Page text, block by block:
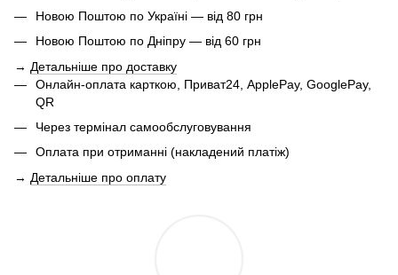
Новою Поштою по Україні — від 80 грн
Новою Поштою по Дніпру — від 60 грн
→ Детальніше про доставку
Онлайн-оплата карткою, Приват24, ApplePay, GooglePay,
QR
Через термінал самообслуговування
Оплата при отриманні (накладений платіж)
→ Детальніше про оплату